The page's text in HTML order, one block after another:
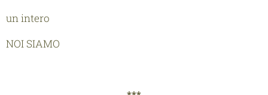
un intero
NOI SIAMO